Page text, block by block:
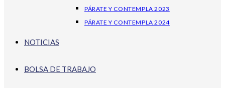
PÁRATE Y CONTEMPLA 2023
PÁRATE Y CONTEMPLA 2024
NOTICIAS
BOLSA DE TRABAJO